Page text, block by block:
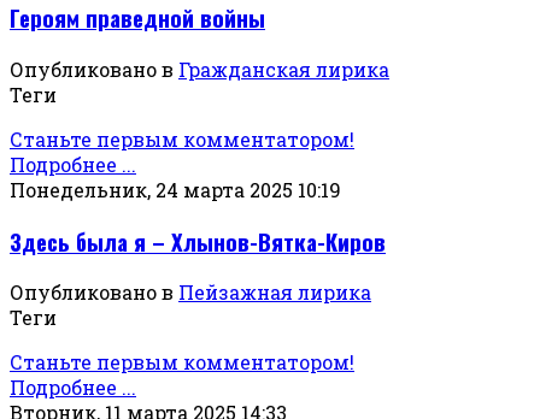
Героям праведной войны
Опубликовано в Гражданская лирика
Теги
Станьте первым комментатором!
Подробнее ...
Понедельник, 24 марта 2025 10:19
Здесь была я – Хлынов-Вятка-Киров
Опубликовано в Пейзажная лирика
Теги
Станьте первым комментатором!
Подробнее ...
Вторник, 11 марта 2025 14:33